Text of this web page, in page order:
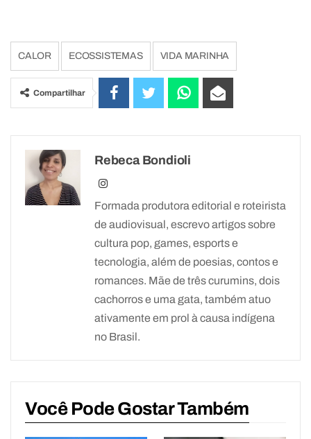
CALOR ECOSSISTEMAS VIDA MARINHA
Compartilhar
Rebeca Bondioli
Formada produtora editorial e roteirista
de audiovisual, escrevo artigos sobre
cultura pop, games, esports e
tecnologia, além de poesias, contos e
romances. Mãe de três curumins, dois
cachorros e uma gata, também atuo
ativamente em prol à causa indígena
no Brasil.
Você Pode Gostar Também